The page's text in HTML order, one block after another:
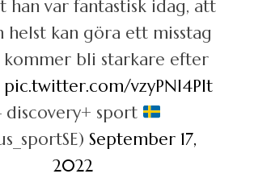
han var fantastisk idag, att
helst kan göra ett misstag
kommer bli starkare efter
pic.twitter.com/vzyPNl4Plt
sport
September 17,
2022